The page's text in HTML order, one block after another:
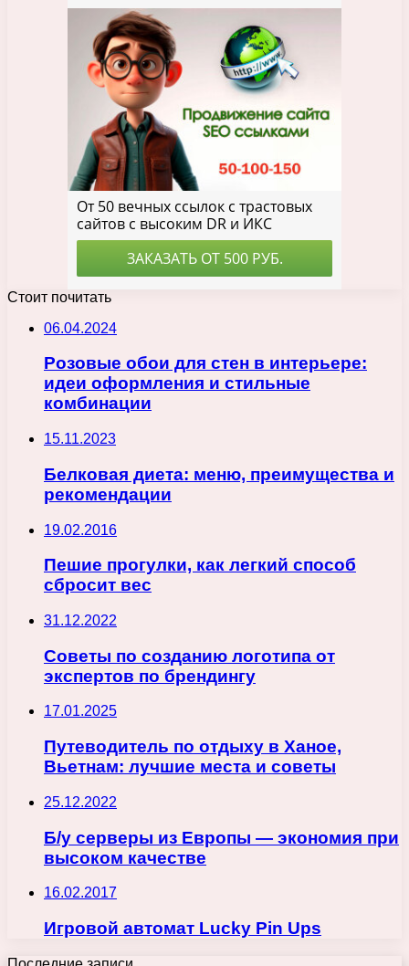
Стоит почитать
06.04.2024
Розовые обои для стен в интерьере:
идеи оформления и стильные
комбинации
15.11.2023
Белковая диета: меню, преимущества и
рекомендации
19.02.2016
Пешие прогулки, как легкий способ
сбросит вес
31.12.2022
Советы по созданию логотипа от
экспертов по брендингу
17.01.2025
Путеводитель по отдыху в Ханое,
Вьетнам: лучшие места и советы
25.12.2022
Б/у серверы из Европы — экономия при
высоком качестве
16.02.2017
Игровой автомат Lucky Pin Ups